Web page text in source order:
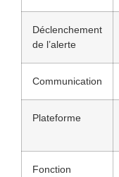
Déclenchement
de l’alerte
Communication
Plateforme
Fonction